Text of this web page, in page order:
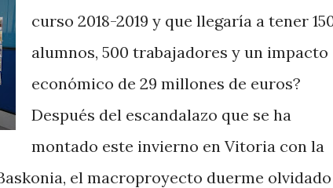
curso 2018-2019 y que llegaría a tener
alumnos, 500 trabajadores y un impacto
económico de 29 millones de euros?
Después del escandalazo que se ha
montado este invierno en Vitoria con la
el macroproyecto duerme olvidado